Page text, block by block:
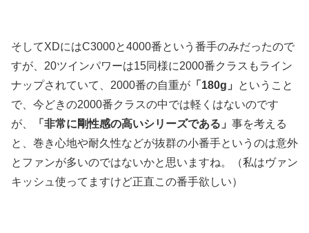
そしてXDにはC3000と4000番という番手のみだったので
すが、20ツインパワーは15同様に2000番クラスもライン
ナップされていて、2000番の自重が 「180g」
ということ
で、今どきの2000番クラスの中では軽くはないのです
が、
「非常に剛性感の高いシリーズである」 事を考える
と、巻き心地や耐久性などが抜群の小番手というのは意外
とファンが多いのではないかと思いますね。（私はヴァン
キッシュ使ってますけど正直この番手欲しい）